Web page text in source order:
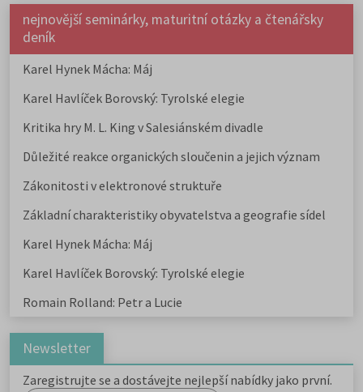
nejnovější seminárky, maturitní otázky a čtenářsky
deník
Karel Hynek Mácha: Máj
Karel Havlíček Borovský: Tyrolské elegie
Kritika hry M. L. King v Salesiánském divadle
Důležité reakce organických sloučenin a jejich význam
Zákonitosti v elektronové struktuře
Základní charakteristiky obyvatelstva a geografie sídel
Karel Hynek Mácha: Máj
Karel Havlíček Borovský: Tyrolské elegie
Romain Rolland: Petr a Lucie
Newsletter
Zaregistrujte se a dostávejte nejlepší nabídky jako první.